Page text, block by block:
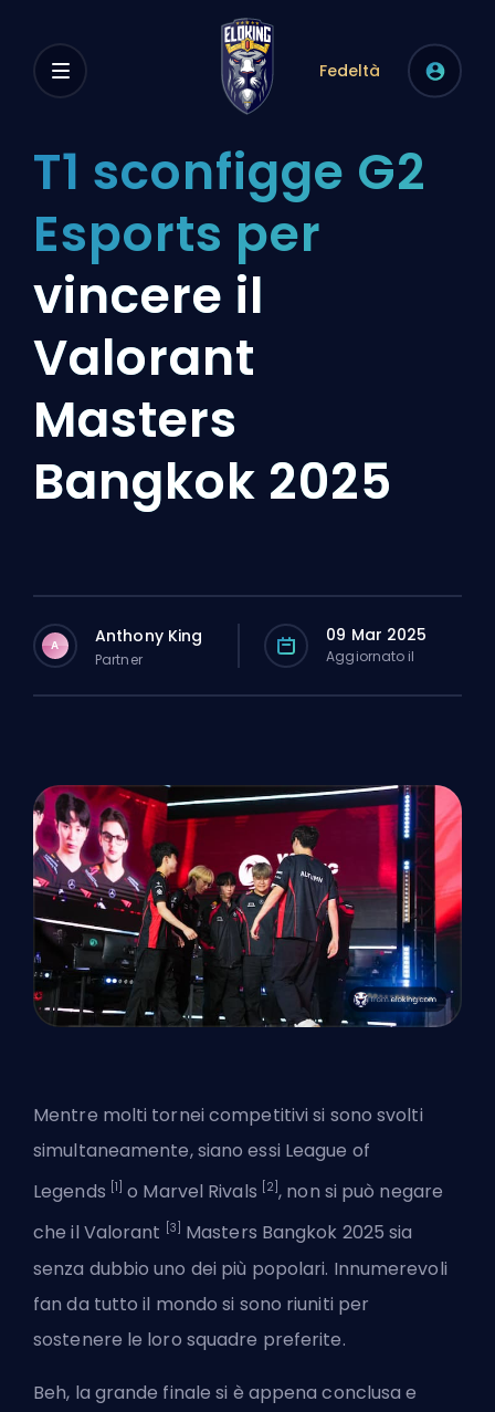
Fedeltà
T1 sconfigge G2
Esports per
vincere il
Valorant
Masters
Bangkok 2025
A Anthony King
Partner
09 Mar 2025
Aggiornato il
Mentre molti tornei competitivi si sono svolti
simultaneamente, siano essi League of
Legends [1] o Marvel Rivals [2] , non si può negare
che il Valorant
[3]
Masters Bangkok 2025 sia
senza dubbio uno dei più popolari. Innumerevoli
fan da tutto il mondo si sono riuniti per
sostenere le loro squadre preferite.
Beh, la grande finale si è appena conclusa e